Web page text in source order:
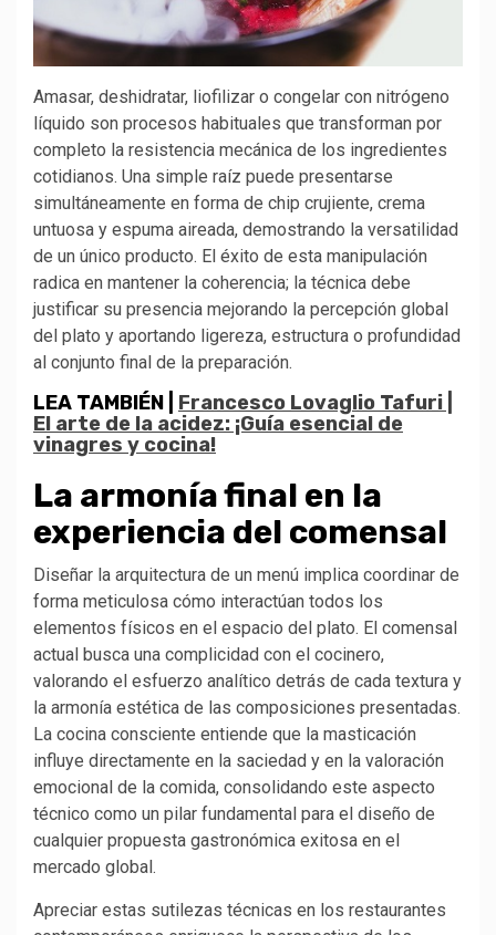
Amasar, deshidratar, liofilizar o congelar con nitrógeno
líquido son procesos habituales que transforman por
completo la resistencia mecánica de los ingredientes
cotidianos. Una simple raíz puede presentarse
simultáneamente en forma de chip crujiente, crema
untuosa y espuma aireada, demostrando la versatilidad
de un único producto. El éxito de esta manipulación
radica en mantener la coherencia; la técnica debe
justificar su presencia mejorando la percepción global
del plato y aportando ligereza, estructura o profundidad
al conjunto final de la preparación.
LEA TAMBIÉN | Francesco Lovaglio Tafuri |
El arte de la acidez: ¡Guía esencial de
vinagres y cocina!
La armonía final en la
experiencia del comensal
Diseñar la arquitectura de un menú implica coordinar de
forma meticulosa cómo interactúan todos los
elementos físicos en el espacio del plato. El comensal
actual busca una complicidad con el cocinero,
valorando el esfuerzo analítico detrás de cada textura y
la armonía estética de las composiciones presentadas.
La cocina consciente entiende que la masticación
influye directamente en la saciedad y en la valoración
emocional de la comida, consolidando este aspecto
técnico como un pilar fundamental para el diseño de
cualquier propuesta gastronómica exitosa en el
mercado global.
Apreciar estas sutilezas técnicas en los restaurantes